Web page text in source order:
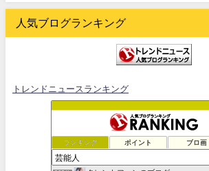
人気ブログランキング
トレンドニュースランキング
ランキング ポイント ブロ画